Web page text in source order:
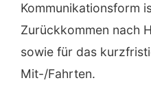
Kommunikationsform
Zurückkommen nach
sowie für das
Mit-/Fahrten.